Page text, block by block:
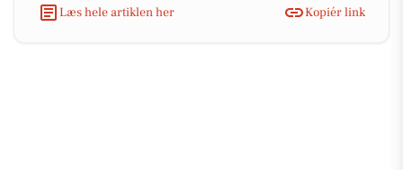
Læs hele artiklen her
Kopiér link